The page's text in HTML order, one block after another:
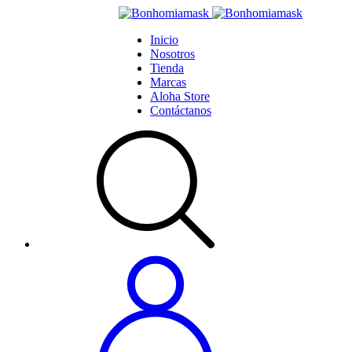
Inicio
Nosotros
Tienda
Marcas
Aloha Store
Contáctanos